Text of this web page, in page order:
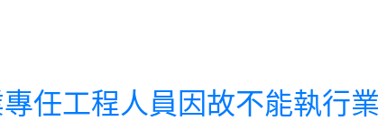
任工程人員因故不能執行